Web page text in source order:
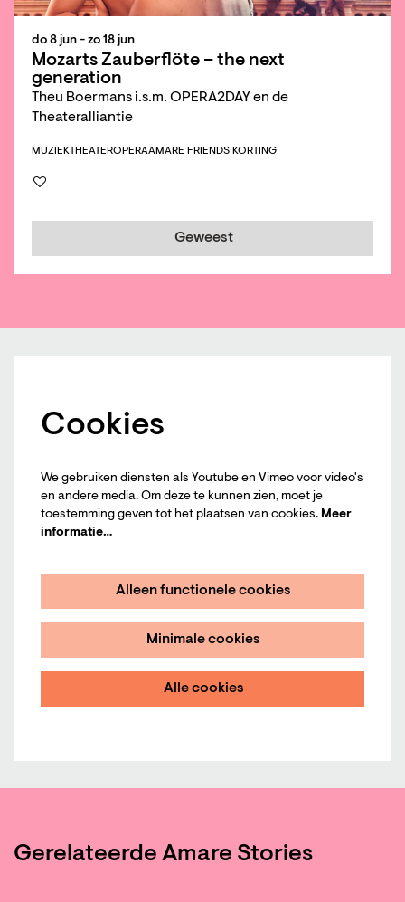
Mozarts Zauberflöte – the next
generation
Theu Boermans i.s.m. OPERA2DAY en de
Theateralliantie
do 8 jun - zo 18 jun
MUZIEKTHEATEROPERAAMARE FRIENDS KORTING
Geweest
Cookies
We gebruiken diensten als Youtube en Vimeo voor video's
en andere media. Om deze te kunnen zien, moet je
toestemming geven tot het plaatsen van cookies. Meer
informatie…
Alleen functionele cookies
Minimale cookies
Alle cookies
Gerelateerde Amare Stories